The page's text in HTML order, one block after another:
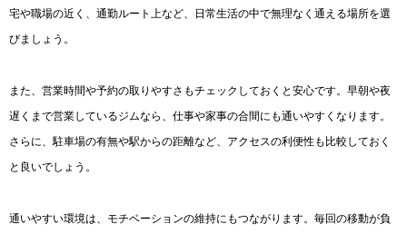
宅や職場の近く、通勤ルート上など、日常生活の中で無理なく通える場所を選
びましょう。
また、営業時間や予約の取りやすさもチェックしておくと安心です。早朝や夜
遅くまで営業しているジムなら、仕事や家事の合間にも通いやすくなります。
さらに、駐車場の有無や駅からの距離など、アクセスの利便性も比較しておく
と良いでしょう。
通いやすい環境は、モチベーションの維持にもつながります。毎回の移動が負